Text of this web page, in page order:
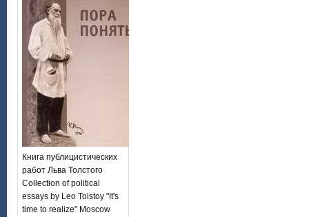
Книга публицистических
работ Льва Толстого
Collection of political
essays by Leo Tolstoy "It's
time to realize" Moscow